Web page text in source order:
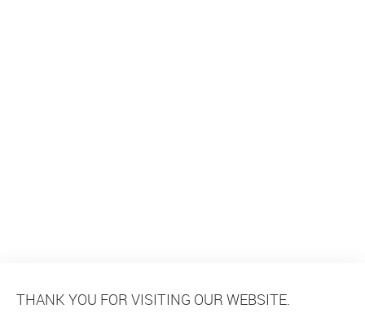
THANK YOU FOR VISITING OUR WEBSITE.